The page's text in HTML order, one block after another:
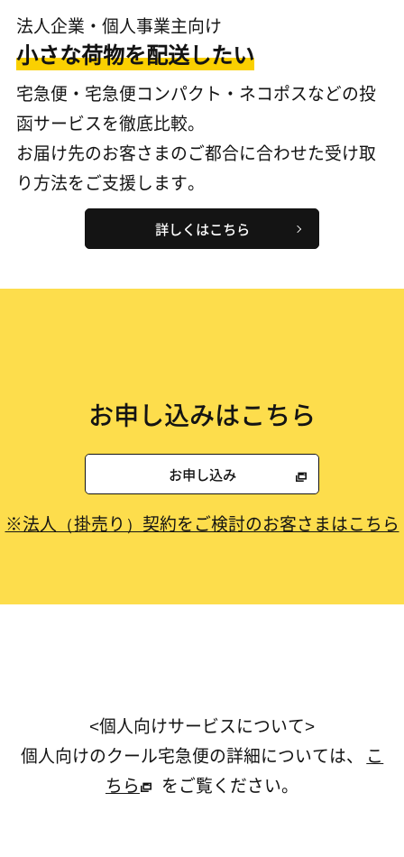
法人企業・個人事業主向け
小さな荷物を配送したい
宅急便・宅急便コンパクト・ネコポスなどの投
函サービスを徹底比較。
お届け先のお客さまのご都合に合わせた受け取
り方法をご支援します。
詳しくはこちら
お申し込みはこちら
お申し込み
※法人（掛売り）契約をご検討のお客さまはこちら
<個人向けサービスについて>
個人向けのクール宅急便の詳細については、
こ
ちら
をご覧ください。